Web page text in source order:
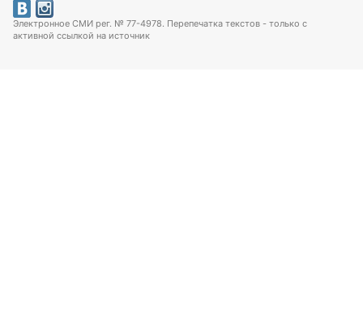
Электронное СМИ рег. № 77-4978. Перепечатка текстов - только с
активной ссылкой на источник